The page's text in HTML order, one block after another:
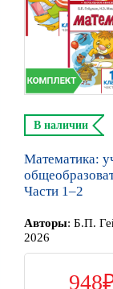
В наличии
Математика:
Части 1–2
Авторы: Б.П.
2026
948